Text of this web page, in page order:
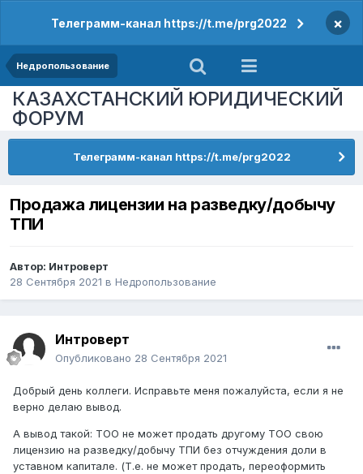
Телеграмм-канал https://t.me/prg2022 ×
Недропользование
КАЗАХСТАНСКИЙ ЮРИДИЧЕСКИЙ
ФОРУМ
Телеграмм-канал https://t.me/prg2022
Продажа лицензии на разведку/добычу
ТПИ
Автор: Интроверт
28 Сентября 2021 в Недропользование
Интроверт
Опубликовано 28 Сентября 2021
Добрый день коллеги. Исправьте меня пожалуйста, если я не
верно делаю вывод.
А вывод такой: ТОО не может продать другому ТОО свою
лицензию на разведку/добычу ТПИ без отчуждения доли в
уставном капитале. (Т.е. не может продать, переоформить